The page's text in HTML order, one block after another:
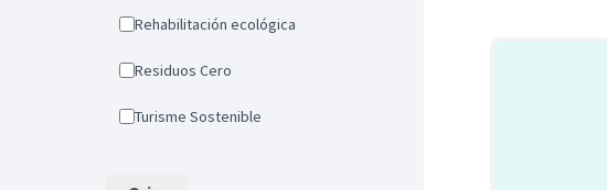
Rehabilitación ecológica
Residuos Cero
Turisme Sostenible